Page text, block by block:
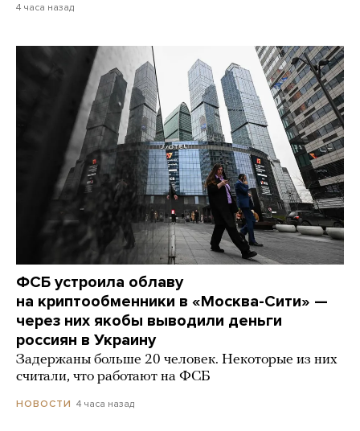
4 часа назад
ФСБ устроила облаву
на криптообменники в «Москва-Сити» —
через них якобы выводили деньги
россиян в Украину
Задержаны больше 20 человек. Некоторые из них
считали, что работают на ФСБ
НОВОСТИ 4 часа назад